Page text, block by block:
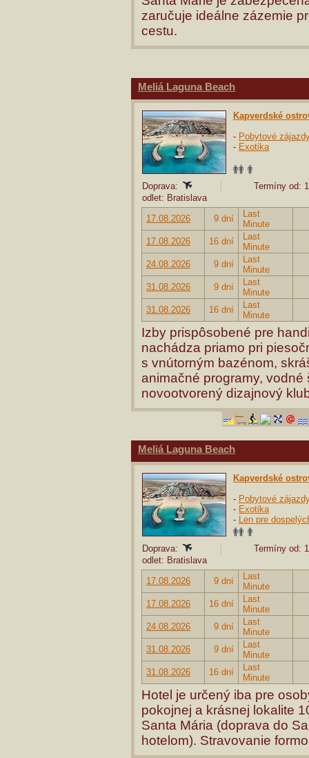
zaručuje ideálne zázemie
cestu.
Meliá Laguna Beach
Kapverdské
- Pobytové
- Exotika
Doprava:
Termíny od:
odlet: Bratislava
17.08.2026
9 dní
Last
Minute
17.08.2026
16 dní
Last
Minute
24.08.2026
9 dní
Last
Minute
31.08.2026
9 dní
Last
Minute
31.08.2026
16 dní
Last
Minute
Izby prispôsobené pre
nachádza priamo pri
s vnútorným bazénom,
animačné programy,
novootvorený dizajnový
Meliá Laguna Beach
Kapverdské
- Pobytové
- Exotika
- Len pre
Doprava:
Termíny od:
odlet: Bratislava
17.08.2026
9 dní
Last
Minute
17.08.2026
16 dní
Last
Minute
24.08.2026
9 dní
Last
Minute
31.08.2026
9 dní
Last
Minute
31.08.2026
16 dní
Last
Minute
Hotel je určený iba pre
pokojnej a krásnej lokalite
Santa Mária (doprava do
hotelom). Stravovanie